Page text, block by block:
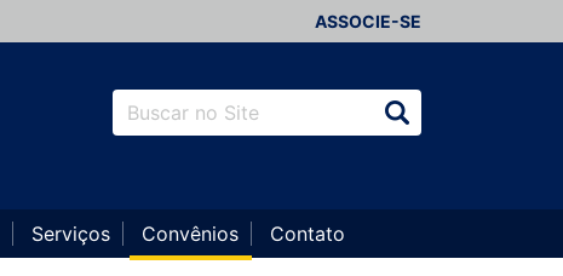
ASSOCIE-SE
Serviços Convênios Contato